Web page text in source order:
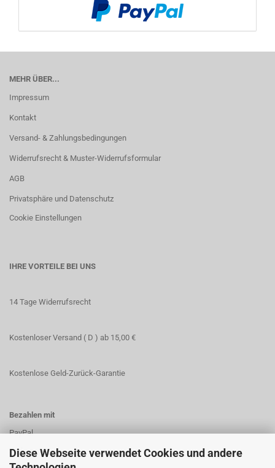
Diese Webseite verwendet Cookies und andere
MEHR ÜBER...
Impressum
Kontakt
Versand- & Zahlungsbedingungen
Widerrufsrecht & Muster-Widerrufsformular
AGB
Privatsphäre und Datenschutz
Cookie Einstellungen
IHRE VORTEILE BEI UNS
14 Tage Widerrufsrecht
Kostenloser Versand ( D ) ab 15,00 €
Kostenlose Geld-Zurück-Garantie
Bezahlen mit
PayPal
Vorkasse